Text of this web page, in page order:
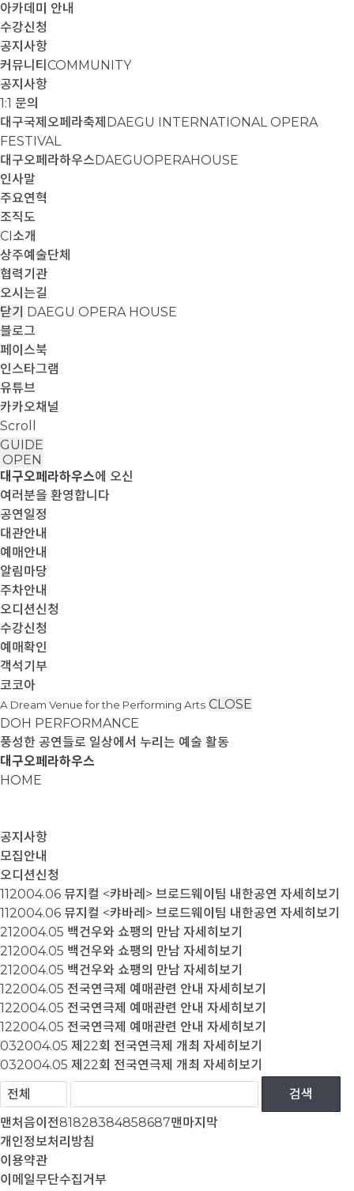
아카데미 안내
수강신청
공지사항
커뮤니티 COMMUNITY
공지사항
1:1 문의
대구국제오페라축제 DAEGU INTERNATIONAL OPERA
FESTIVAL
대구오페라하우스DAEGUOPERAHOUSE
인사말
주요연혁
조직도
CI소개
상주예술단체
협력기관
오시는길
닫기 DAEGU OPERA HOUSE
블로그
페이스북
인스타그램
유튜브
카카오채널
Scroll
GUIDE
OPEN
대구오페라하우스에 오신
여러분을 환영합니다
공연일정
대관안내
예매안내
알림마당
주차안내
오디션신청
수강신청
예매확인
객석기부
코코아
A Dream Venue for the Performing Arts CLOSE
DOH PERFORMANCE
풍성한 공연들로 일상에서 누리는 예술 활동
대구오페라하우스
HOME
공지사항
모집안내
오디션신청
112004.06 뮤지컬 <캬바레> 브로드웨이팀 내한공연 자세히보기
112004.06 뮤지컬 <캬바레> 브로드웨이팀 내한공연 자세히보기
212004.05 백건우와 쇼팽의 만남 자세히보기
212004.05 백건우와 쇼팽의 만남 자세히보기
212004.05 백건우와 쇼팽의 만남 자세히보기
122004.05 전국연극제 예매관련 안내 자세히보기
122004.05 전국연극제 예매관련 안내 자세히보기
122004.05 전국연극제 예매관련 안내 자세히보기
032004.05 제22회 전국연극제 개최 자세히보기
032004.05 제22회 전국연극제 개최 자세히보기
맨처음이전81828384858687맨마지막
개인정보처리방침
이용약관
이메일무단수집거부